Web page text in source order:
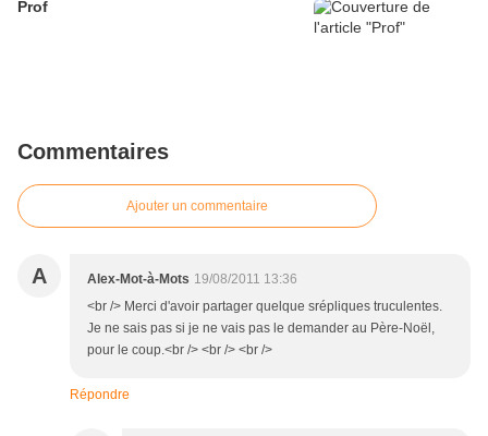
Prof
Commentaires
Ajouter un commentaire
A Alex-Mot-à-Mots 19/08/2011 13:36
<br /> Merci d'avoir partager quelque srépliques truculentes.
Je ne sais pas si je ne vais pas le demander au Père-Noël,
pour le coup.<br /> <br /> <br />
Répondre